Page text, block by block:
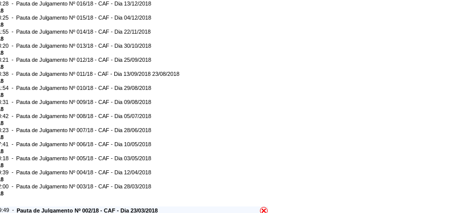
- Pauta de Julgamento Nº 016/18 - CAF - Dia 13/12/2018
- Pauta de Julgamento Nº 015/18 - CAF - Dia 04/12/2018
- Pauta de Julgamento Nº 014/18 - CAF - Dia 22/11/2018
- Pauta de Julgamento Nº 013/18 - CAF - Dia 30/10/2018
- Pauta de Julgamento Nº 012/18 - CAF - Dia 25/09/2018
- Pauta de Julgamento Nº 011/18 - CAF - Dia 13/09/2018 23/08/2018
- Pauta de Julgamento Nº 010/18 - CAF - Dia 29/08/2018
- Pauta de Julgamento Nº 009/18 - CAF - Dia 09/08/2018
- Pauta de Julgamento Nº 008/18 - CAF - Dia 05/07/2018
- Pauta de Julgamento Nº 007/18 - CAF - Dia 28/06/2018
- Pauta de Julgamento Nº 006/18 - CAF - Dia 10/05/2018
- Pauta de Julgamento Nº 005/18 - CAF - Dia 03/05/2018
- Pauta de Julgamento Nº 004/18 - CAF - Dia 12/04/2018
- Pauta de Julgamento Nº 003/18 - CAF - Dia 28/03/2018
- Pauta de Julgamento Nº 002/18 - CAF - Dia 23/03/2018